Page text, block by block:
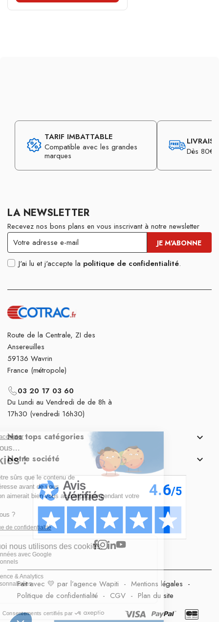
TARIF IMBATTABLE
Compatible avec les grandes
marques
Dès 80€
LA NEWSLETTER
Recevez nos bons plans en vous inscrivant à notre newsletter
J'ai lu et j'accepte la politique de confidentialité.
Route de la Centrale, ZI des
Ansereuilles
59136 Wavrin
France (métropole)
03 20 17 03 60
Du Lundi au Vendredi de de 8h à
17h30 (vendredi 16h30)
Nos tops catégories 
Notre société 
Fait avec 💛 par l’agence Wapiti - Mentions légales -
Politique de confidentialité - CGV - Plan du site